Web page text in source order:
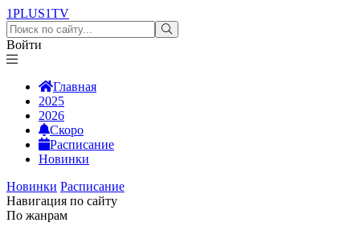
1PLUS1TV
Войти
Главная
2025
2026
Скоро
Расписание
Новинки
Новинки Расписание
Навигация по сайту
По жанрам